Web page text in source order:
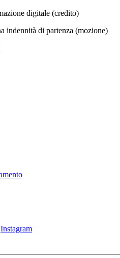
digitale (credito)
indennità di partenza (mozione)
Instagram